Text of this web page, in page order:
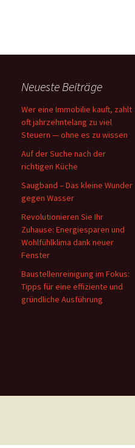
Neueste Beiträge
Wer eine Immobilie kauft, zahlt
oft jahrzehntelang zu viel
Steuern — ohne es zu wissen
Auf der Suche nach der
richtigen Küche
Saugband – Das kleine Wunder
gegen Wasser
Revolutionieren Sie Ihr
Zuhause: Energiesparen und
Wohlfühlklima dank neuer
Fenster
Baustellenreinigung im Fokus:
Tipps für eine effiziente und
gründliche Ausführung